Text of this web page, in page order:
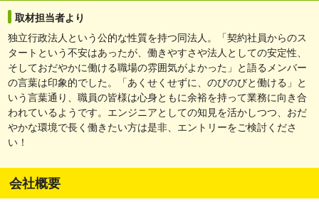
取材担当者より
独立行政法人という公的な性質を持つ同法人。「契約社員からのス
タートという不安はあったが、働きやすさや法人としての安定性、
そしておだやかに働ける職場の雰囲気がよかった」と語るメンバー
の言葉は印象的でした。「あくせくせずに、のびのびと働ける」と
いう言葉通り、職員の皆様は心身ともに余裕を持って業務に向き合
われているようです。エンジニアとしての知見を活かしつつ、おだ
やかな環境で長く働きたい方は是非、エントリーをご検討くださ
い！
会社概要